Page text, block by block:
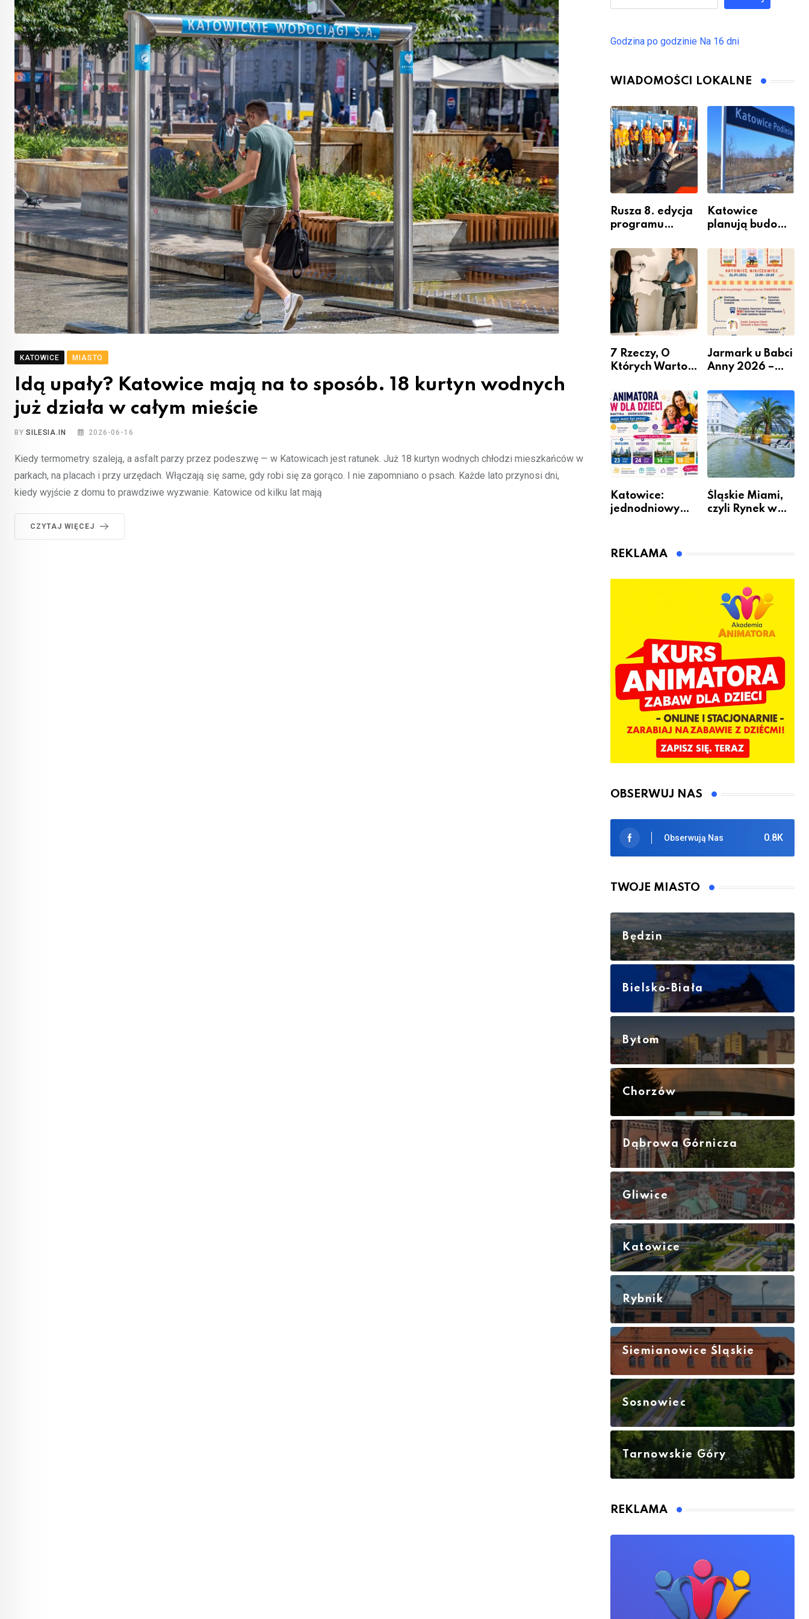
KATOWICE MIASTO
Idą upały? Katowice mają na to sposób. 18 kurtyn wodnych
już działa w całym mieście
BYSILESIA.IN 2026-06-16
Kiedy termometry szaleją, a asfalt parzy przez podeszwę — w Katowicach jest ratunek. Już 18 kurtyn wodnych chłodzi mieszkańców w
parkach, na placach i przy urzędach. Włączają się same, gdy robi się za gorąco. I nie zapomniano o psach. Każde lato przynosi dni,
kiedy wyjście z domu to prawdziwe wyzwanie. Katowice od kilku lat mają
CZYTAJ WIĘCEJ
Godzina po godzinie Na 16 dni
WIADOMOŚCI LOKALNE
Rusza 8. edycja
programu
Miastem
Fachowców” –
nabór dla
przedsiębiorców
Katowice
planują budowę
przesiadkoweg
o w Podlesiu
7 Rzeczy, O
Których Warto
Remontem
Mieszkania
Jarmark u Babci
Anny 2026 –
Katowice:
jednodniowy
animatora
Śląskie Miami,
czyli Rynek w
REKLAMA
OBSERWUJ NAS
0.8K
Obserwują Nas
TWOJE MIASTO
Będzin
Bielsko-Biała
Bytom
Chorzów
Dąbrowa Górnicza
Gliwice
Katowice
Rybnik
Siemianowice Śląskie
Sosnowiec
Tarnowskie Góry
REKLAMA